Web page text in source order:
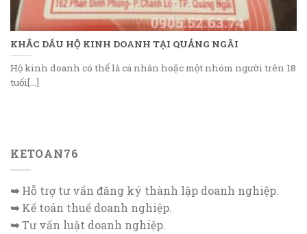
KHẮC DẤU HỘ KINH DOANH TẠI QUẢNG NGÃI
Hộ kinh doanh có thể là cá nhân hoặc một nhóm người trên 18
tuổi[...]
KETOAN76
➥Hỗ trợ tư vấn đăng ký thành lập doanh nghiệp.
➥Kế toán thuế doanh nghiệp.
➥Tư vấn luật doanh nghiệp.